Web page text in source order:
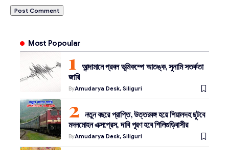
Most Popoular
আন্দামানে প্রবল ভূমিকম্পে আতঙ্ক, সুনামি সতর্কতা
জারি
ByAmudarya Desk, Siliguri
নতুন বছরে প্রাপ্তি, উত্তরবঙ্গ হয়ে শিয়ালদহ ছুটবে
মদনমোহন এক্সপ্রেস, দাবি পূরণ হবে শিলিগুড়িবাসীর
ByAmudarya Desk, Siliguri